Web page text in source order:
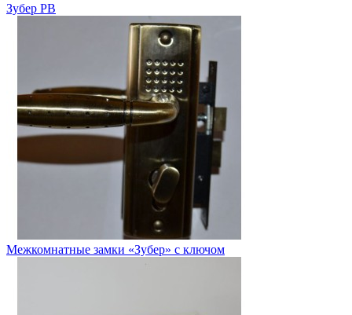
Зубер РВ
Межкомнатные замки «Зубер» с ключом